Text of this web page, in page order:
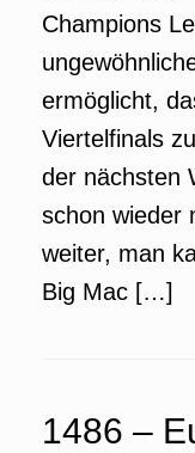
Champions
ermöglicht,
Viertelfinals
der nächsten
schon wieder
weiter, man
Big Mac […]
1486 –